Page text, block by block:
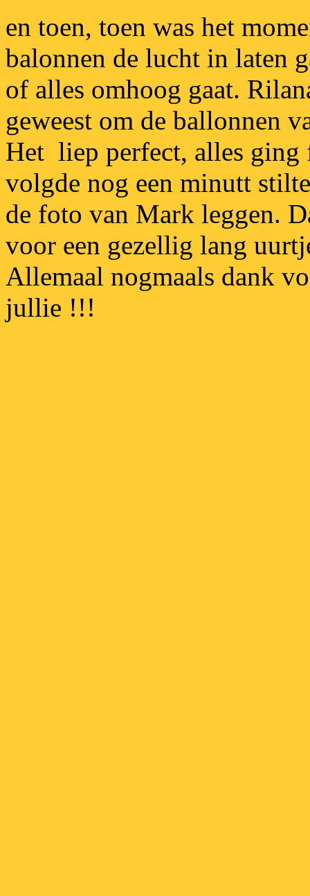
en toen, toen was het
balonnen de lucht in laten
of alles omhoog gaat.
geweest om de ballonnen
Het liep perfect, alles ging
volgde nog een minutt
de foto van Mark leggen.
voor een gezellig lang
Allemaal nogmaals dank
jullie !!!